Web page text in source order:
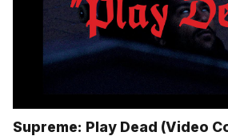
Supreme: Play Dead (Video